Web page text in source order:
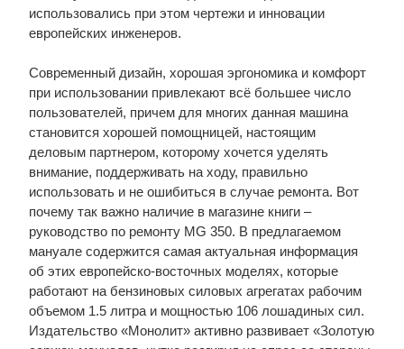
использовались при этом чертежи и инновации
европейских инженеров.
Современный дизайн, хорошая эргономика и комфорт
при использовании привлекают всё большее число
пользователей, причем для многих данная машина
становится хорошей помощницей, настоящим
деловым партнером, которому хочется уделять
внимание, поддерживать на ходу, правильно
использовать и не ошибиться в случае ремонта. Вот
почему так важно наличие в магазине книги –
руководство по ремонту MG 350. В предлагаемом
мануале содержится самая актуальная информация
об этих европейско-восточных моделях, которые
работают на бензиновых силовых агрегатах рабочим
объемом 1.5 литра и мощностью 106 лошадиных сил.
Издательство «Монолит» активно развивает «Золотую